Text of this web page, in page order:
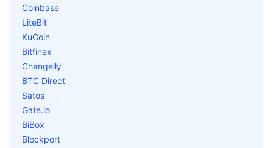
Coinbase
LiteBit
KuCoin
Bitfinex
Changelly
BTC Direct
Satos
Gate.io
BiBox
Blockport